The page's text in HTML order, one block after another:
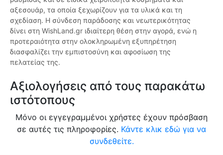
αξεσουάρ, τα οποία ξεχωρίζουν για τα υλικά και τη
σχεδίαση. Η σύνδεση παράδοσης και νεωτερικότητας
δίνει στη WishLand.gr ιδιαίτερη θέση στην αγορά, ενώ η
προτεραιότητα στην ολοκληρωμένη εξυπηρέτηση
διασφαλίζει την εμπιστοσύνη και αφοσίωση της
πελατείας της.
Αξιολογήσεις από τους παρακάτω
ιστότοπους
Μόνο οι εγγεγραμμένοι χρήστες έχουν πρόσβαση
σε αυτές τις πληροφορίες. Κάντε κλικ εδώ για να
συνδεθείτε.